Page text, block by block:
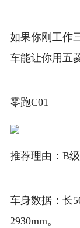
如果你刚工作
车能让你用五
零跑C01
推荐理由：B
车身数据：长
2930mm。